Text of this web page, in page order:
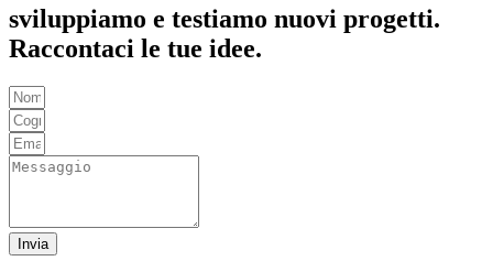
sviluppiamo e testiamo nuovi progetti.
Raccontaci le tue idee.
Invia